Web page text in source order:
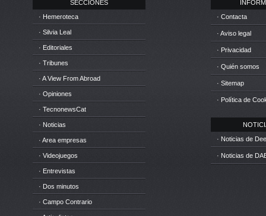
SECCIONES
· Hemeroteca
· Silvia Leal
· Editoriales
· Tribunes
· A View From Abroad
· Opiniones
· TecnonewsCat
· Noticias
· Area empresas
· Videojuegos
· Entrevistas
· Dos minutos
· Campo Contrario
· Contacta
· Aviso legal
· Privacidad
· Quién somos
· Sitemap
· Política de
· Noticias de
· Noticias de